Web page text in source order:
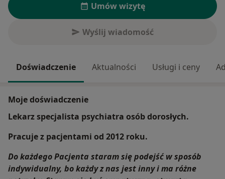
Umów wizytę
Wyślij wiadomość
Doświadczenie Aktualności Usługi i ceny
Moje doświadczenie
Lekarz specjalista psychiatra osób dorosłych.
Pracuje z pacjentami od 2012 roku.
Do każdego Pacjenta staram się podejść w sposób
indywidualny, bo każdy z nas jest inny i ma różne